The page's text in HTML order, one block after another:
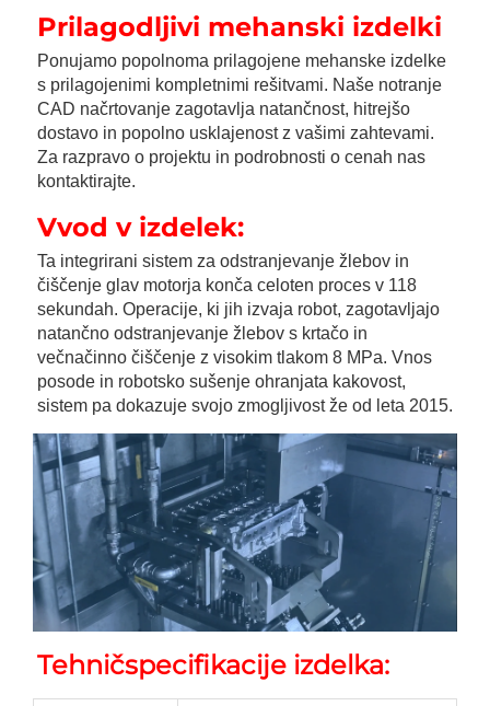
Prilagodljivi mehanski izdelki
Ponujamo popolnoma prilagojene mehanske izdelke
s prilagojenimi kompletnimi rešitvami. Naše notranje
CAD načrtovanje zagotavlja natančnost, hitrejšo
dostavo in popolno usklajenost z vašimi zahtevami.
Za razpravo o projektu in podrobnosti o cenah nas
kontaktirajte.
Vvod v izdelek:
Ta integrirani sistem za odstranjevanje žlebov in
čiščenje glav motorja konča celoten proces v 118
sekundah. Operacije, ki jih izvaja robot, zagotavljajo
natančno odstranjevanje žlebov s krtačo in
večnačinno čiščenje z visokim tlakom 8 MPa. Vnos
posode in robotsko sušenje ohranjata kakovost,
Tehničspecifikacije izdelka: